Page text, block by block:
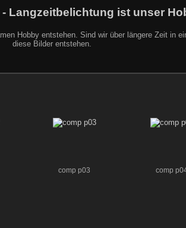
Langzeitbelichtung ist unser
Hobby entstehen. Sind wir über längere Zeit in
diese Bilder entstehen.
comp p03 comp